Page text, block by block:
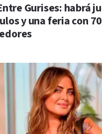
Gurises: habrá
y una feria con 70